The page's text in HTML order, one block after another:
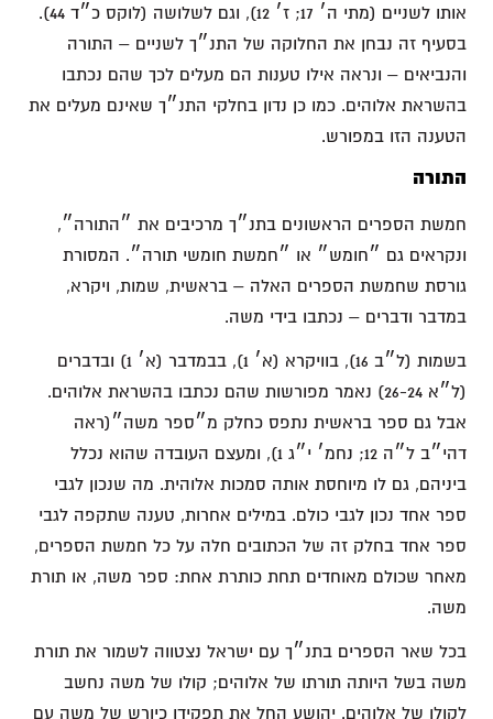
אותו לשניים (מתי ה׳ 17; ז׳ 12), וגם לשלושה (לוקס כ״ד 44).
בסעיף זה נבחן את החלוקה של התנ״ך לשניים – התורה
והנביאים – ונראה אילו טענות הם מעלים לכך שהם נכתבו
בהשראת אלוהים. כמו כן נדון בחלקי התנ״ך שאינם מעלים את
הטענה הזו במפורש.
התורה
חמשת הספרים הראשונים בתנ״ך מרכיבים את ״התורה״,
ונקראים גם ״חומש״ או ״חמשת חומשי תורה״. המסורת
גורסת שחמשת הספרים האלה – בראשית, שמות, ויקרא,
במדבר ודברים – נכתבו בידי משה.
בשמות (ל״ב 16), בוויקרא (א׳ 1), בבמדבר (א׳ 1) ובדברים
(ל״א 26-24) נאמר מפורשות שהם נכתבו בהשראת אלוהים.
אבל גם ספר בראשית נתפס כחלק מ״ספר משה״(ראה
דהי״ב ל״ה 12; נחמ׳ י״ג 1), ומעצם העובדה שהוא נכלל
ביניהם, גם לו מיוחסת אותה סמכות אלוהית. מה שנכון לגבי
ספר אחד נכון לגבי כולם. במילים אחרות, טענה שתקפה לגבי
ספר אחד בחלק זה של הכתובים חלה על כל חמשת הספרים,
מאחר שכולם מאוחדים תחת כותרת אחת: ספר משה, או תורת
משה.
בכל שאר הספרים בתנ״ך עם ישראל נצטווה לשמור את תורת
משה בשל היותה תורתו של אלוהים; קולו של משה נחשב
לקולו של אלוהים. יהושע החל את תפקידו כיורש של משה עם